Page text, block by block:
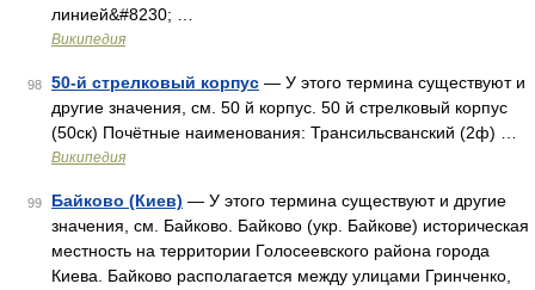
линией&#8230; …
Википедия
98 50-й стрелковый корпус — У этого термина существуют и
другие значения, см. 50 й корпус. 50 й стрелковый корпус
(50ск) Почётные наименования: Трансильсванский (2ф) …
Википедия
99 Байково (Киев) — У этого термина существуют и другие
значения, см. Байково. Байково (укр. Байкове) историческая
местность на территории Голосеевского района города
Киева. Байково располагается между улицами Гринченко,